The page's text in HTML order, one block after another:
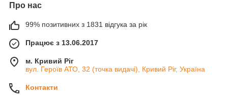
Про нас
99% позитивних з 1831 відгука за рік
Працює з 13.06.2017
м. Кривий Ріг
вул. Героїв АТО, 32 (точка видачі), Кривий Ріг, Україна
Контакти